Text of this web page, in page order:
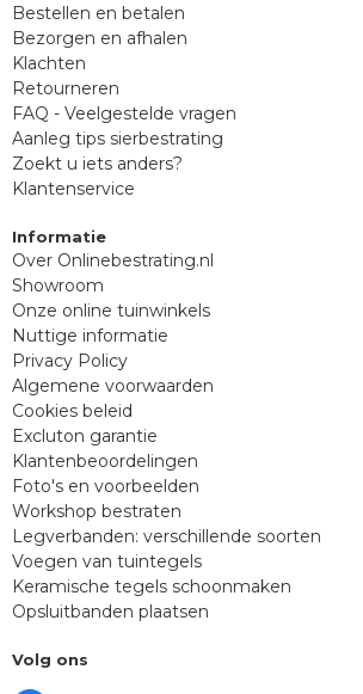
Bestellen en betalen
Bezorgen en afhalen
Klachten
Retourneren
FAQ - Veelgestelde vragen
Aanleg tips sierbestrating
Zoekt u iets anders?
Klantenservice
Informatie
Over Onlinebestrating.nl
Showroom
Onze online tuinwinkels
Nuttige informatie
Privacy Policy
Algemene voorwaarden
Cookies beleid
Excluton garantie
Klantenbeoordelingen
Foto's en voorbeelden
Workshop bestraten
Legverbanden: verschillende soorten
Voegen van tuintegels
Keramische tegels schoonmaken
Opsluitbanden plaatsen
Volg ons